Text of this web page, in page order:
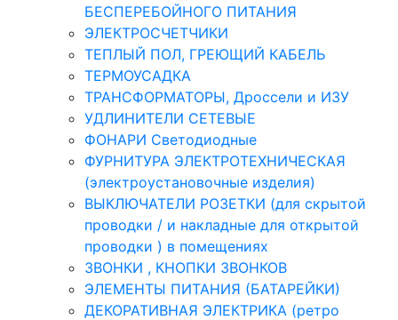
БЕСПЕРЕБОЙНОГО ПИТАНИЯ
ЭЛЕКТРОСЧЕТЧИКИ
ТЕПЛЫЙ ПОЛ, ГРЕЮЩИЙ КАБЕЛЬ
ТЕРМОУСАДКА
ТРАНСФОРМАТОРЫ, Дроссели и ИЗУ
УДЛИНИТЕЛИ СЕТЕВЫЕ
ФОНАРИ Светодиодные
ФУРНИТУРА ЭЛЕКТРОТЕХНИЧЕСКАЯ
(электроустановочные изделия)
ВЫКЛЮЧАТЕЛИ РОЗЕТКИ (для скрытой
проводки / и накладные для открытой
проводки ) в помещениях
ЗВОНКИ , КНОПКИ ЗВОНКОВ
ЭЛЕМЕНТЫ ПИТАНИЯ (БАТАРЕЙКИ)
ДЕКОРАТИВНАЯ ЭЛЕКТРИКА (ретро